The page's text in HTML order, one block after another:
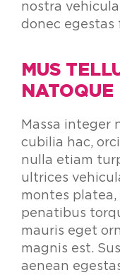
nostra
donec egestas
MUS
NATOQUE
Massa integer
cubilia hac,
nulla etiam
ultrices
montes
penatibus
mauris eget
magnis est.
aenean